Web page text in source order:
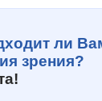
ли
зрения?